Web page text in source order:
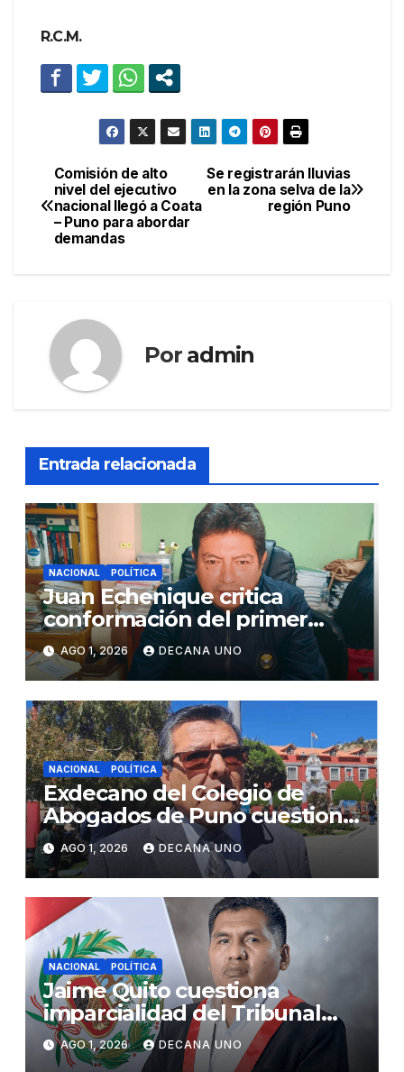
R.C.M.
Navegación
de
Se registrarán lluvias
en la zona selva de la
región Puno
Comisión de alto
nivel del ejecutivo
nacional llegó a Coata
– Puno para abordar
demandas
Por admin
Entrada relacionada
NACIONAL POLÍTICA
Juan Echenique critica
conformación del primer
gabinete ministerial de Keiko
Fujimori
AGO 1, 2026 DECANA UNO
NACIONAL POLÍTICA
Exdecano del Colegio de
Abogados de Puno cuestiona
propuestas sobre seguridad
ciudadana
AGO 1, 2026 DECANA UNO
NACIONAL POLÍTICA
Jaime Quito cuestiona
imparcialidad del Tribunal
Constitucional tras liberación
de Ollanta Humala
AGO 1, 2026 DECANA UNO